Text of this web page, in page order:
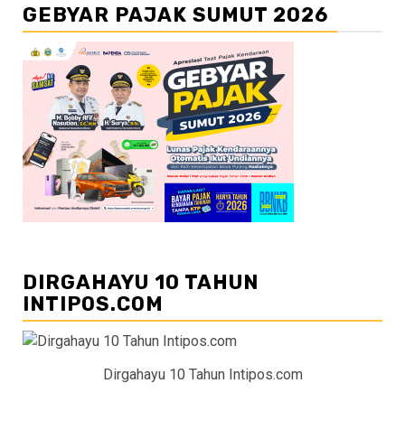
GEBYAR PAJAK SUMUT 2026
DIRGAHAYU 10 TAHUN
INTIPOS.COM
Dirgahayu 10 Tahun Intipos.com